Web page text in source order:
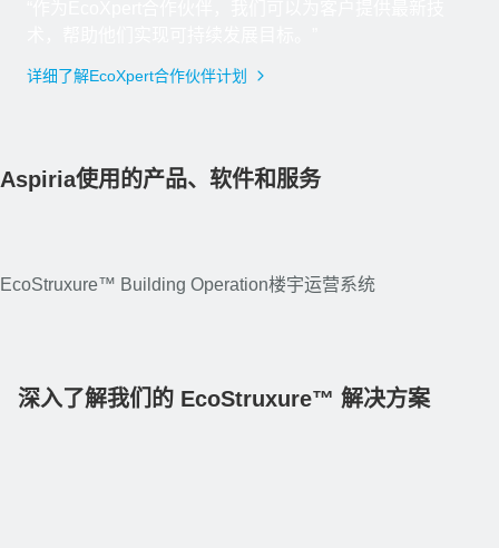
详细了解EcoXpert合作伙伴计划
Aspiria使用的产品、软件和服务
EcoStruxure™ Building Operation楼宇运营系统
EcoStruxure™ Building Operation楼宇运营系统
深入了解我们的 EcoStruxure™ 解决方案